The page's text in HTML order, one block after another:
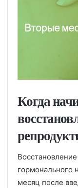
Когда
гормонального
месяц после